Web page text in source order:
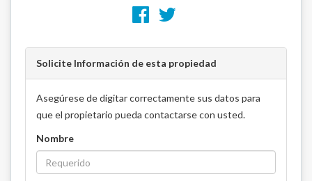
Solicite Información de esta propiedad
Asegúrese de digitar correctamente sus datos para
que el propietario pueda contactarse con usted.
Nombre